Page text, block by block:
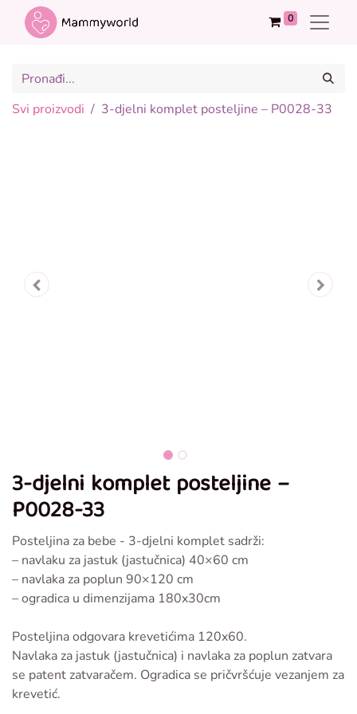
0
Svi proizvodi 3-djelni komplet posteljine – P0028-33
3-djelni komplet posteljine –
P0028-33
Posteljina za bebe - 3-djelni komplet sadrži:
– navlaku za jastuk (jastučnica) 40×60 cm
– navlaka za poplun 90×120 cm
– ogradica u dimenzijama 180x30cm
Posteljina odgovara krevetićima 120x60.
Navlaka za jastuk (jastučnica) i navlaka za poplun zatvara
se patent zatvaračem. Ogradica se pričvršćuje vezanjem za
krevetić.